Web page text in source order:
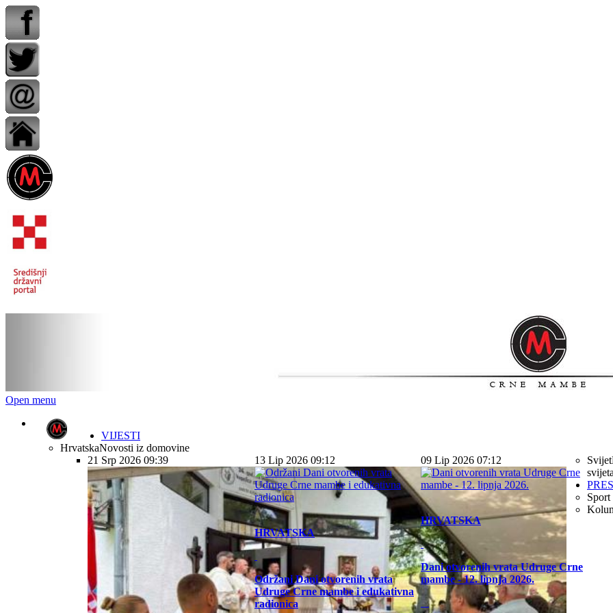
Open menu
VIJESTI
HrvatskaNovosti iz domovine
21 Srp 2026 09:39
13 Lip 2026 09:12
HRVATSKA
Održani Dani otvorenih vrata
Udruge Crne mambe i edukativna
radionica
09 Lip 2026 07:12
HRVATSKA
Dani otvorenih vrata Udruge Crne
mambe - 12. lipnja 2026.
Svijet
svijeta
Sport